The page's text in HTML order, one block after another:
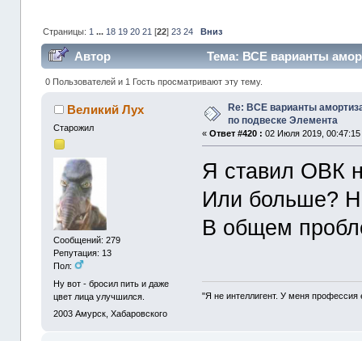
Страницы: 1 ... 18 19 20 21 [22] 23 24 Вниз
Автор
Тема: ВСЕ варианты
330599 раз)
0 Пользователей и 1 Гость просматривают эту тему.
Великий Лух
Старожил
Сообщений: 279
Репутация: 13
Пол:
Ну вот - бросил пить и даже
цвет лица улучшился.
2003 Амурск, Хабаровского
Re: ВСЕ варианты
по подвеске Элемента
«Ответ #420 : 02 Июля 2019, 00:47:15
Я ставил ОВК
Или больше?
В общем
"Я не интеллигент. У меня профессия